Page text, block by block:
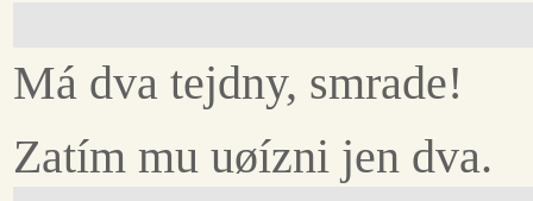
Má dva tejdny, smrade!
Zatím mu uøízni jen dva.